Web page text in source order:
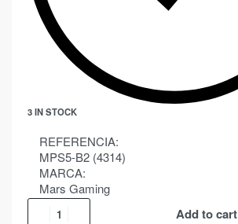
3 IN STOCK
REFERENCIA:
MPS5-B2 (4314)
MARCA:
Mars Gaming
Add to cart